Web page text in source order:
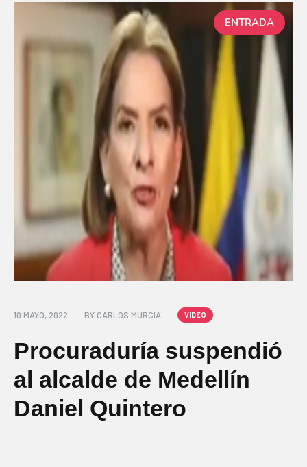
ENTRADA
10 MAYO, 2022 BY CARLOS MURCIA VIDEO
Procuraduría suspendió
al alcalde de Medellín
Daniel Quintero